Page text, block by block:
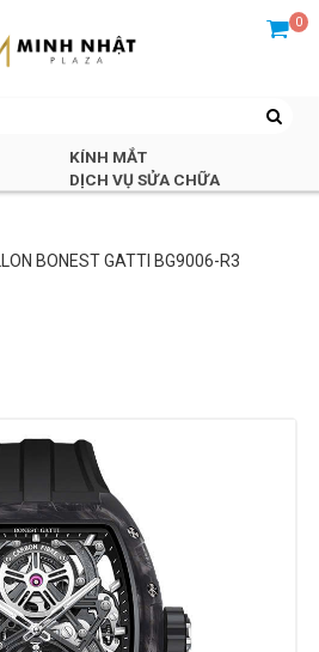
0
KÍNH MẮT
DỊCH VỤ SỬA CHỮA
BONEST GATTI BG9006-R3